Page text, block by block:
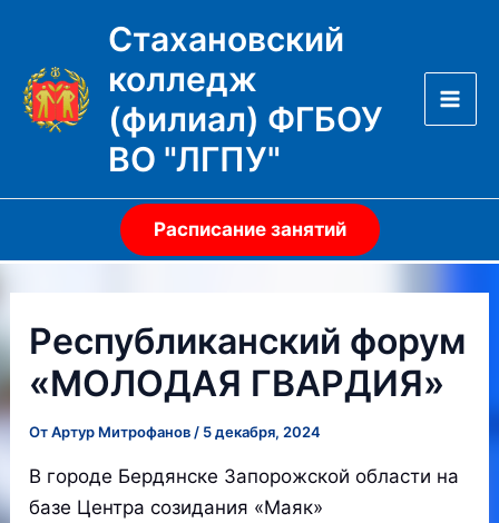
содержимому
Стахановский
колледж
(филиал) ФГБОУ
ВО "ЛГПУ"
Расписание занятий
Республиканский форум
«МОЛОДАЯ ГВАРДИЯ»
ОтАртур Митрофанов / 5 декабря, 2024
В городе Бердянске Запорожской области на
базе Центра созидания «Маяк»